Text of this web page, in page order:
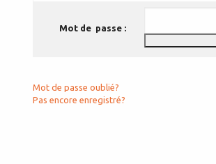
Mot de passe :
Mot de passe oublié?
Pas encore enregistré?